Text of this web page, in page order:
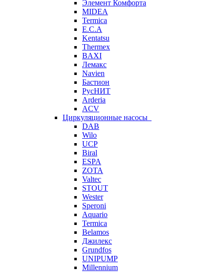
Элемент Комфорта
MIDEA
Termica
E.C.A
Kentatsu
Thermex
BAXI
Лемакс
Navien
Бастион
РусНИТ
Arderia
ACV
Циркуляционные насосы
DAB
Wilo
UCP
Biral
ESPA
ZOTA
Valtec
STOUT
Wester
Speroni
Aquario
Termica
Belamos
Джилекс
Grundfos
UNIPUMP
Millennium